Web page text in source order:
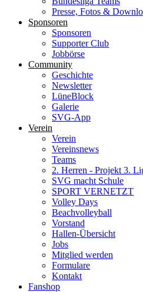
Presse, Fotos &
Sponsoren
Sponsoren
Supporter Club
Jobbörse
Community
Geschichte
Newsletter
LüneBlock
Galerie
SVG-App
Verein
Verein
Vereinsnews
Teams
2. Herren - Projekt 3.
SVG macht Schule
SPORT VERNETZT
Volley Days
Beachvolleyball
Vorstand
Hallen-Übersicht
Jobs
Mitglied werden
Formulare
Kontakt
Fanshop